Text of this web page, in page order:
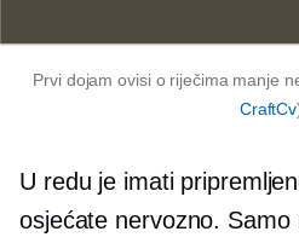
Prvi dojam ovisi o riječima manje
CraftCv
U redu je imati
osjećate nervozno. Samo